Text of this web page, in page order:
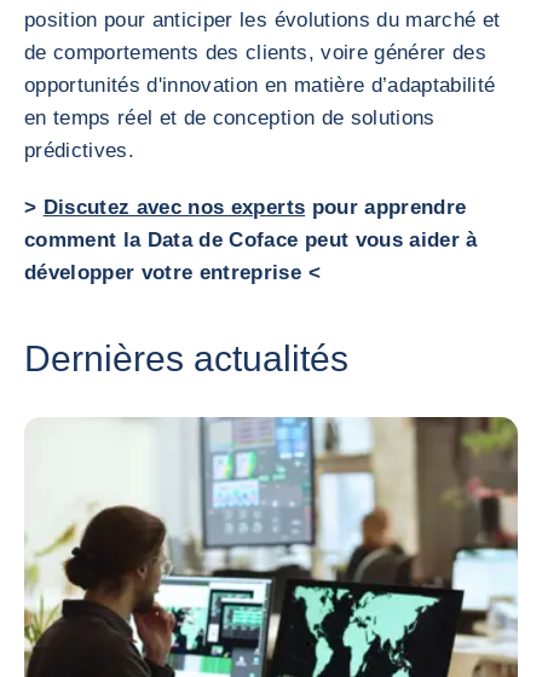
position pour anticiper les évolutions du marché et
de comportements des clients, voire générer des
opportunités d'innovation en matière d’adaptabilité
en temps réel et de conception de solutions
prédictives.
> Discutez avec nos experts pour apprendre
comment la Data de Coface peut vous aider à
développer votre entreprise <
Dernières actualités